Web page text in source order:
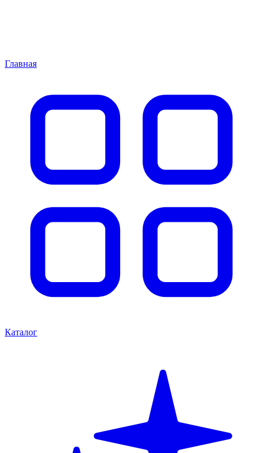
Главная
Каталог